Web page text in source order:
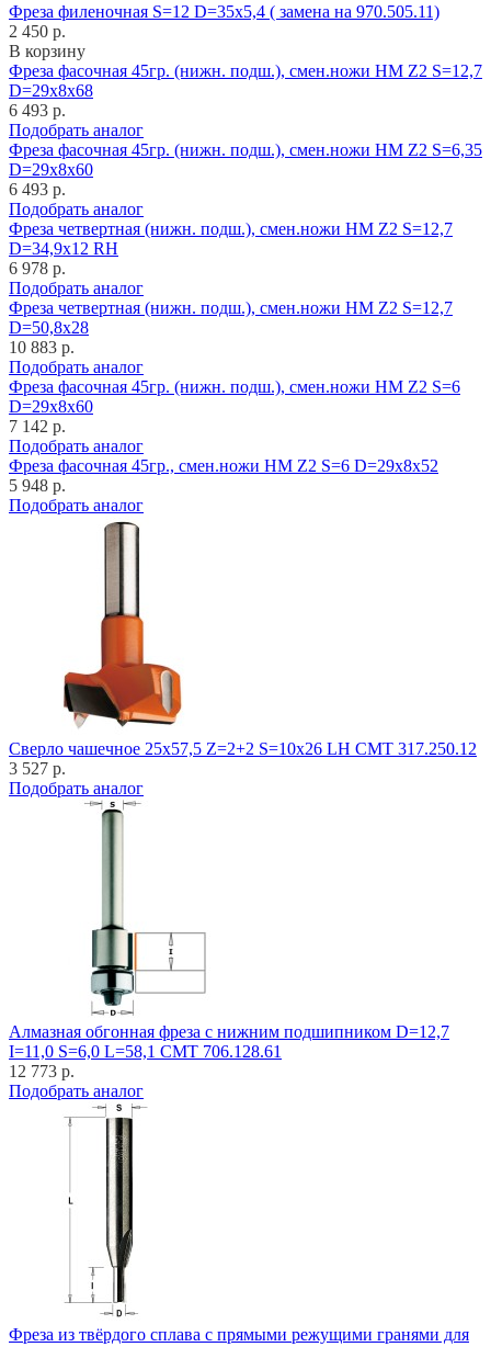
Фреза филеночная S=12 D=35x5,4 ( замена на 970.505.11)
2 450 р.
В корзину
Фреза фасочная 45гр. (нижн. подш.), смен.ножи HM Z2 S=12,7
D=29x8x68
6 493 р.
Подобрать аналог
Фреза фасочная 45гр. (нижн. подш.), смен.ножи HM Z2 S=6,35
D=29x8x60
6 493 р.
Подобрать аналог
Фреза четвертная (нижн. подш.), смен.ножи HM Z2 S=12,7
D=34,9x12 RH
6 978 р.
Подобрать аналог
Фреза четвертная (нижн. подш.), смен.ножи HM Z2 S=12,7
D=50,8x28
10 883 р.
Подобрать аналог
Фреза фасочная 45гр. (нижн. подш.), смен.ножи HM Z2 S=6
D=29x8x60
7 142 р.
Подобрать аналог
Фреза фасочная 45гр., смен.ножи HM Z2 S=6 D=29x8x52
5 948 р.
Подобрать аналог
Cверло чашечное 25x57,5 Z=2+2 S=10x26 LH CMT 317.250.12
3 527 р.
Подобрать аналог
Алмазная обгонная фреза с нижним подшипником D=12,7
I=11,0 S=6,0 L=58,1 CMT 706.128.61
12 773 р.
Подобрать аналог
Фреза из твёрдого сплава с прямыми режущими гранями для